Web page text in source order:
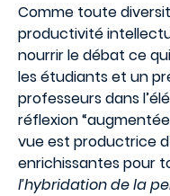
Comme toute
productivité
nourrir le débat ce
les étudiants et un
professeurs dans
réflexion
vue est productrice
enrichissantes pour
l’hybridation de la